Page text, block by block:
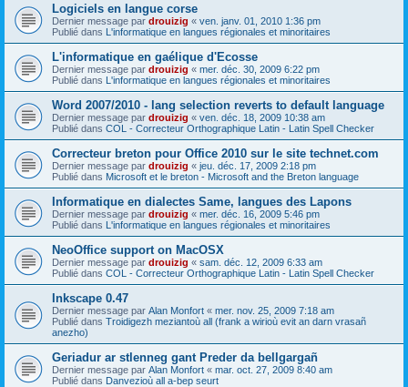
Logiciels en langue corse
Dernier message par drouizig « ven. janv. 01, 2010 1:36 pm
Publié dans L'informatique en langues régionales et minoritaires
L'informatique en gaélique d'Ecosse
Dernier message par drouizig « mer. déc. 30, 2009 6:22 pm
Publié dans L'informatique en langues régionales et minoritaires
Word 2007/2010 - lang selection reverts to default language
Dernier message par drouizig « ven. déc. 18, 2009 10:38 am
Publié dans COL - Correcteur Orthographique Latin - Latin Spell Checker
Correcteur breton pour Office 2010 sur le site technet.com
Dernier message par drouizig « jeu. déc. 17, 2009 2:18 pm
Publié dans Microsoft et le breton - Microsoft and the Breton language
Informatique en dialectes Same, langues des Lapons
Dernier message par drouizig « mer. déc. 16, 2009 5:46 pm
Publié dans L'informatique en langues régionales et minoritaires
NeoOffice support on MacOSX
Dernier message par drouizig « sam. déc. 12, 2009 6:33 am
Publié dans COL - Correcteur Orthographique Latin - Latin Spell Checker
Inkscape 0.47
Dernier message par Alan Monfort « mer. nov. 25, 2009 7:18 am
Publié dans Troidigezh meziantoù all (frank a wirioù evit an darn vrasañ
anezho)
Geriadur ar stlenneg gant Preder da bellgargañ
Dernier message par Alan Monfort « mar. oct. 27, 2009 8:40 am
Publié dans Danvezioù all a-bep seurt